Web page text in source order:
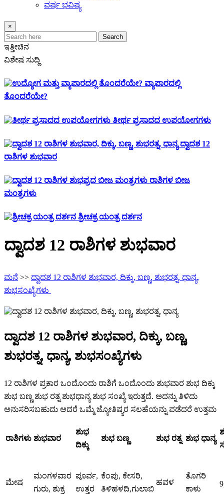
ವರ್ಷ ಭವಿಷ್ಯ
×
Search
ಇತ್ತೀಚಿನ
ವಿಶೇಷ ಸುದ್ದಿ
ವ್ಯಾಪಾರದಲ್ಲಿ
ತೊಂದರೆಯೇ?
ತೀರ್ಥ ಪ್ರಸಾದದ ಉಪಯೋಗಗಳು
ದ್ವಾದಶ 12
ರಾಶಿಗಳ ಶುಭವಾರ
ರಾಶಿಗಳ ಬೀಜ
ಮಂತ್ರಗಳು
ಶ್ರೀಚಕ್ರ ಯಂತ್ರ ದರ್ಶನ
ದ್ವಾದಶ 12 ರಾಶಿಗಳ ಶುಭವಾರ
ಮನೆ >> ದ್ವಾದಶ 12 ರಾಶಿಗಳ ಶುಭವಾರ, ದಿಕ್ಕು, ಬಣ್ಣ, ಶುಭರತ್ನ, ಧಾನ್ಯ,
ಶುಭಸಂಖ್ಯೆಗಳು
ದ್ವಾದಶ 12 ರಾಶಿಗಳ ಶುಭವಾರ, ದಿಕ್ಕು, ಬಣ್ಣ,
ಶುಭರತ್ನ, ಧಾನ್ಯ, ಶುಭಸಂಖ್ಯೆಗಳು
12 ರಾಶಿಗಳ ಪ್ರಕಾರ ಒಂದೊಂದು ರಾಶಿಗೆ ಒಂದೊಂದು ಶುಭವಾರ ಶುಭ ದಿಕ್ಕು
ಶುಭ ಬಣ್ಣ ಶುಭ ರತ್ನ ಶುಭಧಾನ್ಯ ಶುಭ ಸಂಖ್ಯೆ ಇರುತ್ತದೆ. ಅದನ್ನು ತಿಳಿದು
ಅನುಸರಿಸಬಹುದು ಆದರೆ ಒಮ್ಮೆ ಜ್ಯೋತಿಷ್ಯರ ಸಲಹೆಯನ್ನು ಪಡೆದರೆ ಉತ್ತಮ
ರಾಶಿಗಳು ಶುಭವಾರ
ಶುಭ
ದಿಕ್ಕು
ಶುಭ ಬಣ್ಣ ಶುಭ ರತ್ನ ಶುಭ ಧಾನ್ಯ
ಮೇಷ
ಮಂಗಳವಾರ
ಗುರು, ಶುಕ್ರ
ಪೂರ್ವ,
ಉತ್ತರ
ಕೆಂಪು, ಕೇಸರಿ,
ತಿಳಿಹಳದಿ,ಗುಲಾಬಿ
ಹವಳ
ತೊಗರಿ
ಕಾಳು